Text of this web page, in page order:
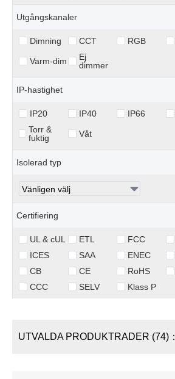
Utgångskanaler
Dimning CCT RGB
Varm-dim
Ej
dimmer
IP-hastighet
IP20 IP40 IP66
Torr &
fuktig
Våt
Isolerad typ
Certifiering
UL & cUL ETL FCC
ICES
SAA ENEC
CB
CE RoHS
CCC
SELV Klass P
UTVALDA PRODUKTRADER (74)：